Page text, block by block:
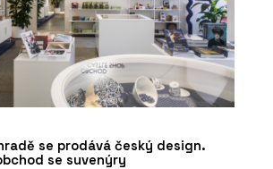
se prodává český design.
se suvenýry